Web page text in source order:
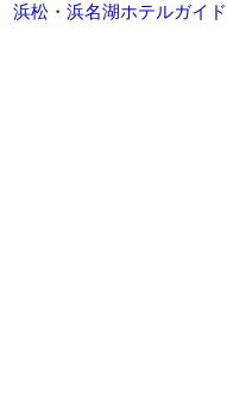
浜松・浜名湖ホテルガイド